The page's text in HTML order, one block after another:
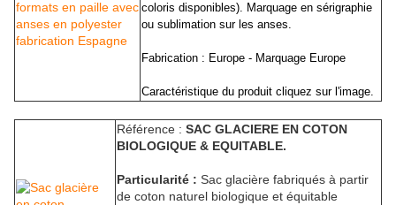
coloris disponibles). Marquage en sérigraphie
ou sublimation sur les anses.
Fabrication : Europe - Marquage Europe
Caractéristique du produit cliquez sur l'image.
Référence : SAC GLACIERE EN COTON
BIOLOGIQUE & EQUITABLE.
Particularité : Sac glacière fabriqués à partir
de coton naturel biologique et équitable